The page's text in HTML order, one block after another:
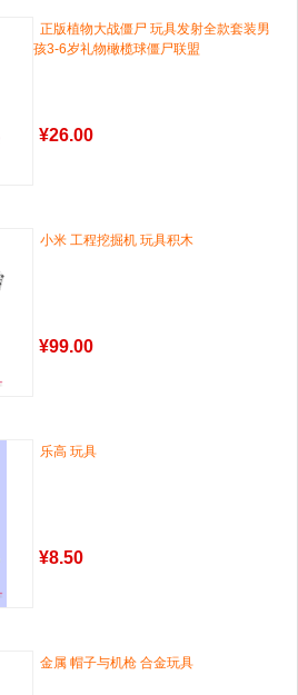
正版植物大战僵尸 玩具发射全款套装男
孩3-6岁礼物橄榄球僵尸联盟
¥26.00
小米 工程挖掘机 玩具积木
¥99.00
乐高 玩具
¥8.50
金属 帽子与机枪 合金玩具